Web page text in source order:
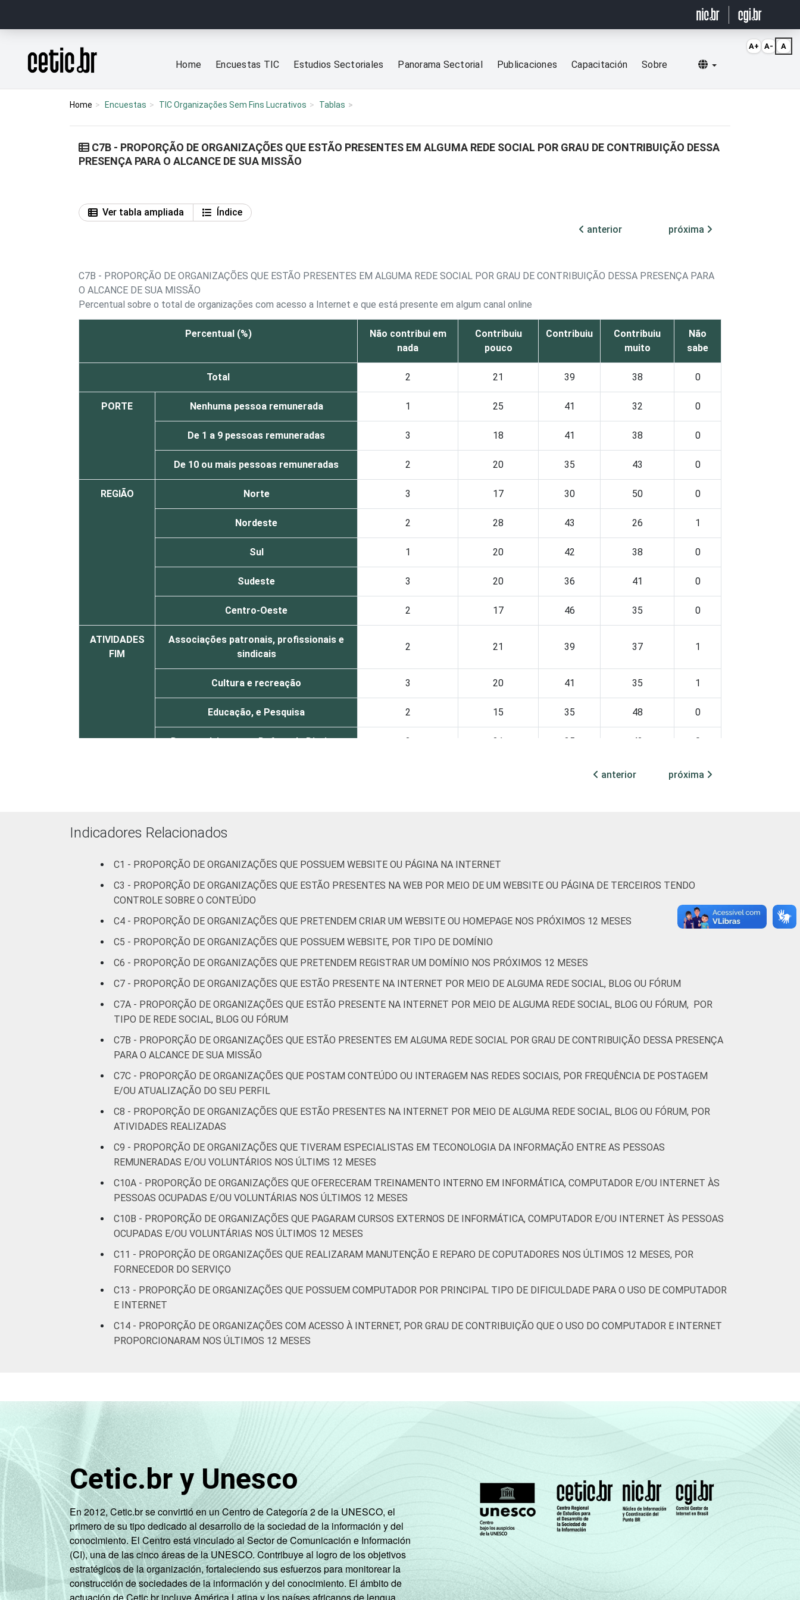
Página inicial
Home Encuestas TIC Estudios Sectoriales Panorama Sectorial Publicaciones Capacitación Sobre Selecionar idioma
Home Encuestas TIC Organizações Sem Fins Lucrativos Tablas
C7B - PROPORÇÃO DE ORGANIZAÇÕES QUE ESTÃO PRESENTES EM ALGUMA REDE SOCIAL POR GRAU DE CONTRIBUIÇÃO DESSA
PRESENÇA PARA O ALCANCE DE SUA MISSÃO
Ver tabla ampliada
Índice
anterior
próxima
C7B - PROPORÇÃO DE ORGANIZAÇÕES QUE ESTÃO PRESENTES EM ALGUMA REDE SOCIAL POR GRAU DE CONTRIBUIÇÃO DESSA PRESENÇA PARA
O ALCANCE DE SUA MISSÃO
Percentual sobre o total de organizações com acesso a Internet e que está presente em algum canal online
Percentual (%)
Não contribui em
nada
Contribuiu
pouco
Contribuiu
Contribuiu
muito
Não
sabe
Total 2 21 39 38 0
PORTE Nenhuma pessoa remunerada 1 25 41 32 0
De 1 a 9 pessoas remuneradas 3 18 41 38 0
De 10 ou mais pessoas remuneradas 2 20 35 43 0
REGIÃO Norte 3 17 30 50 0
Nordeste 2 28 43 26 1
Sul 1 20 42 38 0
Sudeste 3 20 36 41 0
Centro-Oeste 2 17 46 35 0
ATIVIDADES
FIM
Associações patronais, profissionais e
sindicais
2 21 39 37 1
Cultura e recreação 3 20 41 35 1
Educação, e Pesquisa 2 15 35 48 0
Desenvolvimento e Defesa de Direitos 2 21 35 42 0
31 1
* Base: 1336 organizações sem fins lucrativos que declararam acessar a Internet e estar presente na Internet por meio de alguma rede social
Fonte: NIC.br - out 2013 / abr 2014
anterior próxima
Indicadores Relacionados
C1 - PROPORÇÃO DE ORGANIZAÇÕES QUE POSSUEM WEBSITE OU PÁGINA NA INTERNET
C3 - PROPORÇÃO DE ORGANIZAÇÕES QUE ESTÃO PRESENTES NA WEB POR MEIO DE UM WEBSITE OU PÁGINA DE TERCEIROS TENDO
CONTROLE SOBRE O CONTEÚDO
C4 - PROPORÇÃO DE ORGANIZAÇÕES QUE PRETENDEM CRIAR UM WEBSITE OU HOMEPAGE NOS PRÓXIMOS 12 MESES
C5 - PROPORÇÃO DE ORGANIZAÇÕES QUE POSSUEM WEBSITE, POR TIPO DE DOMÍNIO
C6 - PROPORÇÃO DE ORGANIZAÇÕES QUE PRETENDEM REGISTRAR UM DOMÍNIO NOS PRÓXIMOS 12 MESES
C7 - PROPORÇÃO DE ORGANIZAÇÕES QUE ESTÃO PRESENTE NA INTERNET POR MEIO DE ALGUMA REDE SOCIAL, BLOG OU FÓRUM
C7A - PROPORÇÃO DE ORGANIZAÇÕES QUE ESTÃO PRESENTE NA INTERNET POR MEIO DE ALGUMA REDE SOCIAL, BLOG OU FÓRUM, POR
TIPO DE REDE SOCIAL, BLOG OU FÓRUM
C7B - PROPORÇÃO DE ORGANIZAÇÕES QUE ESTÃO PRESENTES EM ALGUMA REDE SOCIAL POR GRAU DE CONTRIBUIÇÃO DESSA PRESENÇA
PARA O ALCANCE DE SUA MISSÃO
C7C - PROPORÇÃO DE ORGANIZAÇÕES QUE POSTAM CONTEÚDO OU INTERAGEM NAS REDES SOCIAIS, POR FREQUÊNCIA DE POSTAGEM
E/OU ATUALIZAÇÃO DO SEU PERFIL
C8 - PROPORÇÃO DE ORGANIZAÇÕES QUE ESTÃO PRESENTES NA INTERNET POR MEIO DE ALGUMA REDE SOCIAL, BLOG OU FÓRUM, POR
ATIVIDADES REALIZADAS
C9 - PROPORÇÃO DE ORGANIZAÇÕES QUE TIVERAM ESPECIALISTAS EM TECONOLOGIA DA INFORMAÇÃO ENTRE AS PESSOAS
REMUNERADAS E/OU VOLUNTÁRIOS NOS ÚLTIMS 12 MESES
C10A - PROPORÇÃO DE ORGANIZAÇÕES QUE OFERECERAM TREINAMENTO INTERNO EM INFORMÁTICA, COMPUTADOR E/OU INTERNET ÀS
PESSOAS OCUPADAS E/OU VOLUNTÁRIAS NOS ÚLTIMOS 12 MESES
C10B - PROPORÇÃO DE ORGANIZAÇÕES QUE PAGARAM CURSOS EXTERNOS DE INFORMÁTICA, COMPUTADOR E/OU INTERNET ÀS PESSOAS
OCUPADAS E/OU VOLUNTÁRIAS NOS ÚLTIMOS 12 MESES
C11 - PROPORÇÃO DE ORGANIZAÇÕES QUE REALIZARAM MANUTENÇÃO E REPARO DE COPUTADORES NOS ÚLTIMOS 12 MESES, POR
FORNECEDOR DO SERVIÇO
C13 - PROPORÇÃO DE ORGANIZAÇÕES QUE POSSUEM COMPUTADOR POR PRINCIPAL TIPO DE DIFICULDADE PARA O USO DE COMPUTADOR
E INTERNET
C14 - PROPORÇÃO DE ORGANIZAÇÕES COM ACESSO À INTERNET, POR GRAU DE CONTRIBUIÇÃO QUE O USO DO COMPUTADOR E INTERNET
PROPORCIONARAM NOS ÚLTIMOS 12 MESES
Cetic.br y Unesco
En 2012, Cetic.br se convirtió en un Centro de Categoría 2 de la UNESCO, el
primero de su tipo dedicado al desarrollo de la sociedad de la información y del
conocimiento. El Centro está vinculado al Sector de Comunicación e Información
(CI), una de las cinco áreas de la UNESCO. Contribuye al logro de los objetivos
estratégicos de la organización, fortaleciendo sus esfuerzos para monitorear la
construcción de sociedades de la información y del conocimiento. El ámbito de
A+ A- A